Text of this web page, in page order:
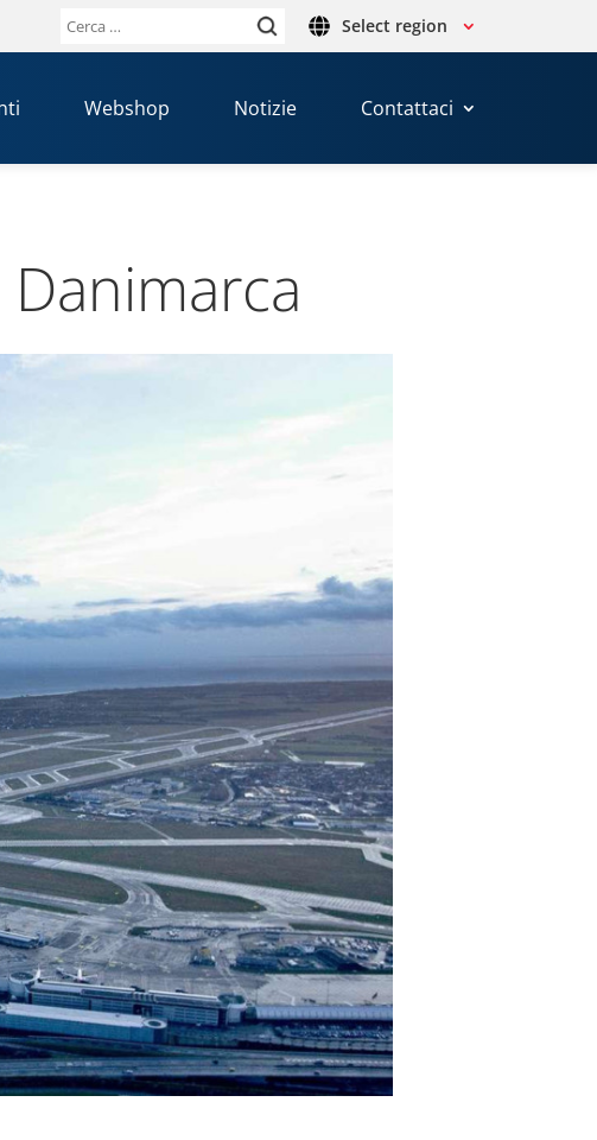
Ricerca Select region
Webshop Notizie Contattaci